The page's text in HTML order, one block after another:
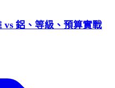
vs 鋁、等級、預算實戰